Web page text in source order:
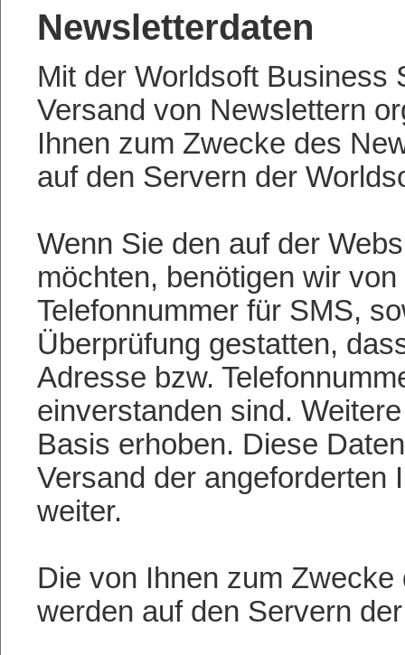
Newsletterdaten
Mit der Worldsoft Business
Versand von Newslettern
Ihnen zum Zwecke des
auf den Servern der
Wenn Sie den auf der
möchten, benötigen wir
Telefonnummer für SMS,
Überprüfung gestatten,
Adresse bzw.
einverstanden sind.
Basis erhoben. Diese
Versand der angeforderten
weiter.
Die von Ihnen zum
werden auf den Servern